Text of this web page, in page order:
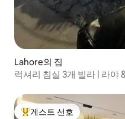
Lahore의 집
럭셔리 침실 3개 빌라 | 라야
상위 게스트 선호
게스트 선호